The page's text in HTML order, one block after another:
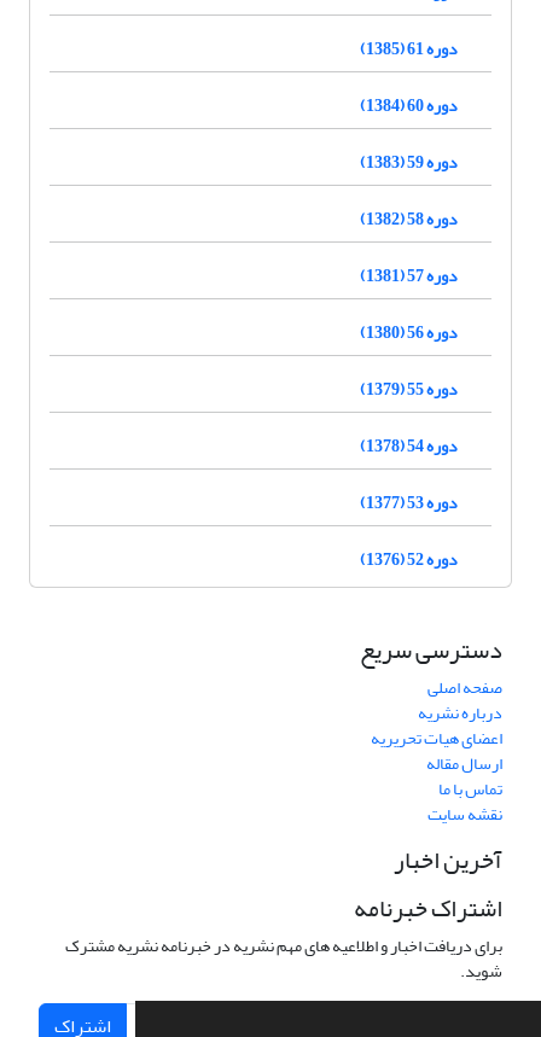
دوره 61 (1385)
دوره 60 (1384)
دوره 59 (1383)
دوره 58 (1382)
دوره 57 (1381)
دوره 56 (1380)
دوره 55 (1379)
دوره 54 (1378)
دوره 53 (1377)
دوره 52 (1376)
دسترسی سریع
صفحه اصلی
درباره نشریه
اعضای هیات تحریریه
ارسال مقاله
تماس با ما
نقشه سایت
آخرین اخبار
اشتراک خبرنامه
برای دریافت اخبار و اطلاعیه های مهم نشریه در خبرنامه نشریه مشترک
شوید.
اشتراک